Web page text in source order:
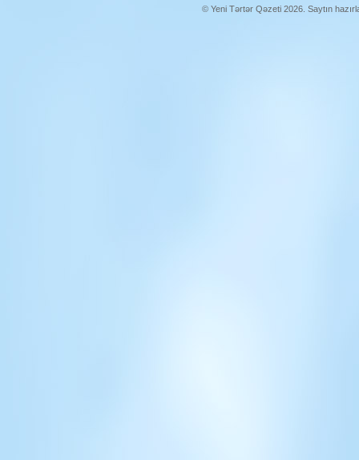
© Yeni Tərtər Qəzeti 2026. Saytın